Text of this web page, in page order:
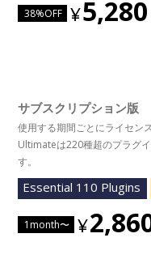
38%OFF 5,280
サブスクリプション版
使用する期間ごとにライセン
Ultimateは220種超のプラグ
す。
Essential 110 Plugins
1month〜